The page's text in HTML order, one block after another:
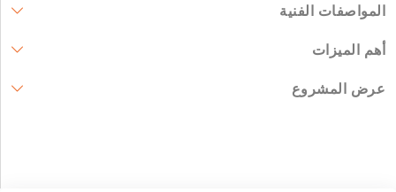
المواصفات الفنية
أهم الميزات
عرض المشروع